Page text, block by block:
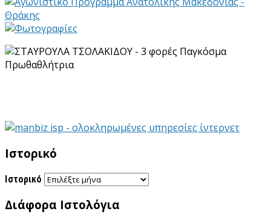
Ιστορικό
Ιστορικό
Διάφορα Ιστολόγια